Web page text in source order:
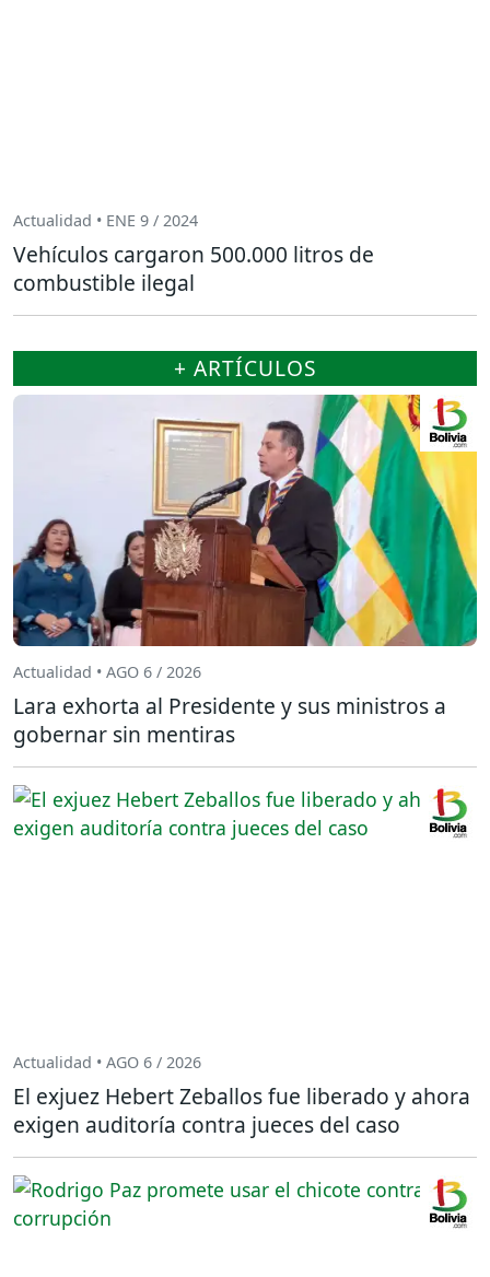
Actualidad • ENE 9 / 2024
Vehículos cargaron 500.000 litros de
combustible ilegal
+ ARTÍCULOS
Actualidad • AGO 6 / 2026
Lara exhorta al Presidente y sus ministros a
gobernar sin mentiras
Actualidad • AGO 6 / 2026
El exjuez Hebert Zeballos fue liberado y ahora
exigen auditoría contra jueces del caso